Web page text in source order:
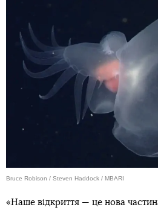
Bruce Robison / Steven Haddock / MBARI
«Наше відкриття — це нова